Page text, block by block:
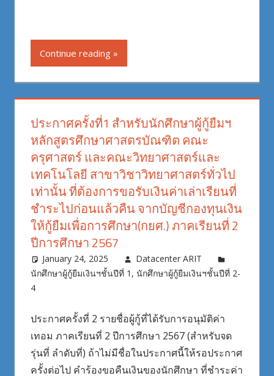
Continue reading
ประกาศครั้งที่1 สำหรับนักศึกษาผู้กู้ยืมฯ
หลักสูตรศึกษาศาสตรบัณฑิต คณะ
ครุศาสตร์ และคณะวิทยาศาสตร์และ
เทคโนโลยี สาขาวิชาวิทยาศาสตร์ทั่วไป
เท่านั้น ที่ต้องการขอรับเงินค่าเล่าเรียนที่
ชำระไปก่อนแล้วคืน จากบัญชีกองทุนเงิน
ให้กู้ยืมเพื่อการศึกษา(กยศ.) ภาคเรียนที่ 2
ปีการศึกษา 2567
January 24, 2025
Datacenter ARIT
นักศึกษาผู้กู้ยืมเงินฯชั้นปีที่ 1 , นักศึกษาผู้กู้ยืมเงินฯชั้นปีที่ 2-
4
ประกาศครั้งที่ 2 รายชื่อผู้กู้ที่ได้รับการอนุมัติค่า
เทอม ภาคเรียนที่ 2 ปีการศึกษา 2567 (สำหรับจด
รุ่นที่ ลำดับที่) ถ้าไม่มีชื่อในประกาศนี้ให้รอประกาศ
ครั้งต่อไป คำร้องขอคืนเงินของนักศึกษา ที่ชำระค่า